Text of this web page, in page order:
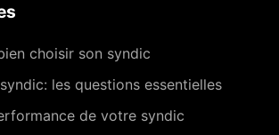
choisir son syndic
les questions essentielles
de votre syndic